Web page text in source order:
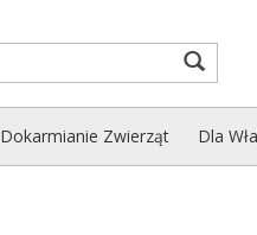
Dokarmianie Zwierząt Dla